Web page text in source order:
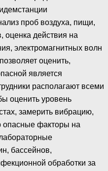
проб воздуха, пищи,
оценка действия на
электромагнитных волн
оценить,
является
располагают всеми
оценить уровень
замерить вибрацию,
опасные факторы на
бассейнов,
обработки за